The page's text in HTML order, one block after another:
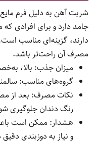
کپسول‌ها معمولاً دارای
تدریجی آهن را ممکن
اسید فولیک ترکیب
بیشتری داشته باشد.
میزان جذب: معمولاً
ترکیبات کمکی.
گروه‌های مناسب:
پیدا می‌کنند.
نکات مصرف: می‌توان
هشدار: قیمت بالاتر